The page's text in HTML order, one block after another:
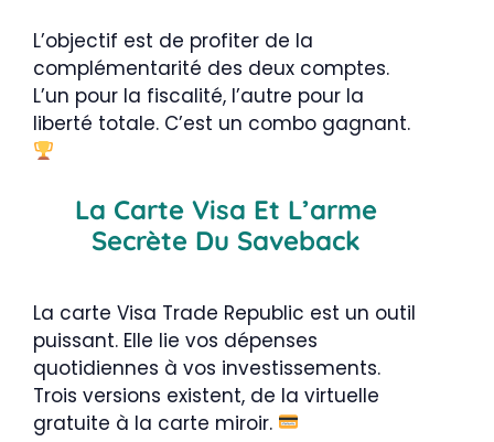
L’objectif est de profiter de la
complémentarité des deux comptes.
L’un pour la fiscalité, l’autre pour la
liberté totale. C’est un combo gagnant.
La Carte Visa Et L’arme
Secrète Du Saveback
La carte Visa Trade Republic est un outil
puissant. Elle lie vos dépenses
quotidiennes à vos investissements.
Trois versions existent, de la virtuelle
gratuite à la carte miroir.